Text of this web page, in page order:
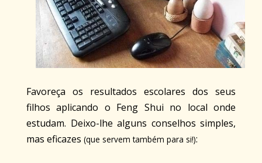
Favoreça os resultados escolares dos seus
filhos aplicando o Feng Shui no local onde
estudam. Deixo-lhe alguns conselhos simples,
mas eficazes (que servem também para si!):